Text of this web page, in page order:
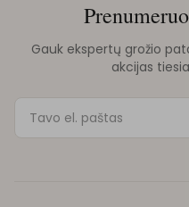
Gauk ekspertų grožio
akcijas